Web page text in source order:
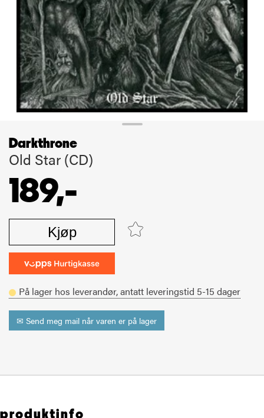
Darkthrone
Old Star (CD)
189,-
Kjøp
På lager hos leverandør,antatt leveringstid 5-15 dager
✉ Send meg mail når varen er på lager
produktinfo